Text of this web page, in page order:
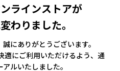
ラインストアが
わりました。
にありがとうございます。
適にご利用いただけるよう、通
ルいたしました。